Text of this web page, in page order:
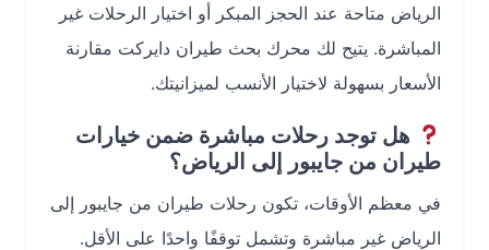
الرياض متاحة عند الحجز المبكر أو اختيار الرحلات غير
المباشرة. يتيح لك محرك بحث طيران دايركت مقارنة
الأسعار بسهولة لاختيار الأنسب لميزانيتك.
هل توجد رحلات مباشرة ضمن خيارات
طيران من جايبور إلى الرياض؟
في معظم الأوقات، تكون رحلات طيران من جايبور إلى
الرياض غير مباشرة وتشمل توقفًا واحدًا على الأقل.